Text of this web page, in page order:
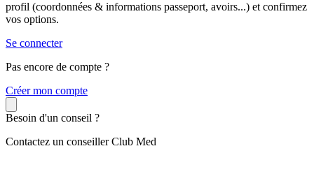
profil (coordonnées & informations passeport, avoirs...) et confirmez
vos options.
Se connecter
Pas encore de compte ?
Créer mon compte
Besoin d'un conseil ?
Contactez un conseiller Club Med